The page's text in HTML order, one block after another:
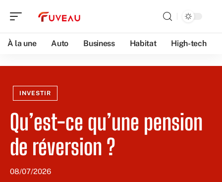
À la une Auto Business Habitat High-tech
INVESTIR
Qu’est-ce qu’une pension
de réversion ?
08/07/2026